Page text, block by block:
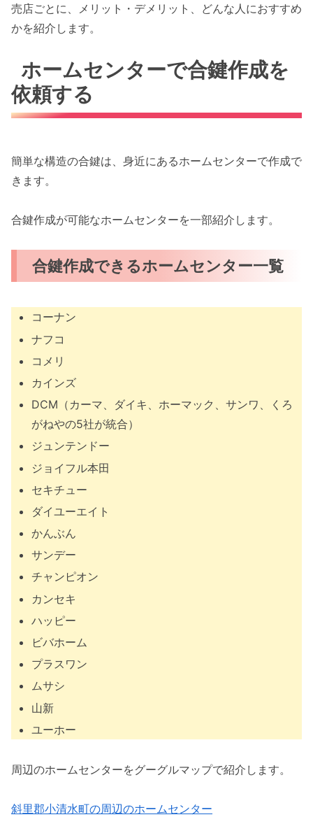
売店ごとに、メリット・デメリット、どんな人におすすめ
かを紹介します。
ホームセンターで合鍵作成を
依頼する
簡単な構造の合鍵は、身近にあるホームセンターで作成で
きます。
合鍵作成が可能なホームセンターを一部紹介します。
合鍵作成できるホームセンター一覧
コーナン
ナフコ
コメリ
カインズ
DCM（カーマ、ダイキ、ホーマック、サンワ、くろ
がねやの5社が統合）
ジュンテンドー
ジョイフル本田
セキチュー
ダイユーエイト
かんぶん
サンデー
チャンピオン
カンセキ
ハッピー
ビバホーム
プラスワン
ムサシ
山新
ユーホー
周辺のホームセンターをグーグルマップで紹介します。
斜里郡小清水町の周辺のホームセンター